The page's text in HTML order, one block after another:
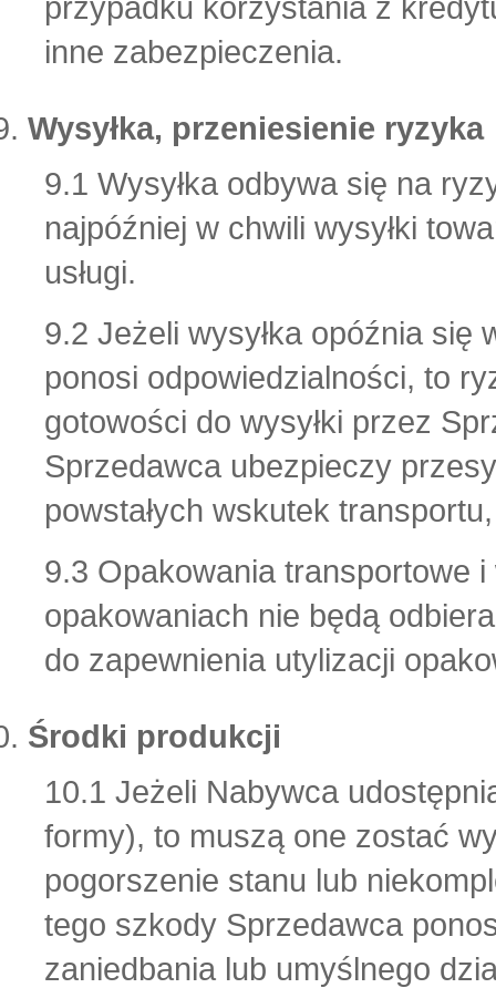
inne zabezpieczenia.
Wysyłka, przeniesienie ryzyka
9.1 Wysyłka odbywa się na
najpóźniej w chwili wysyłki
usługi.
9.2 Jeżeli wysyłka opóźnia
ponosi odpowiedzialności, to
gotowości do wysyłki przez
Sprzedawca ubezpieczy
powstałych wskutek
9.3 Opakowania transportowe
opakowaniach nie będą
do zapewnienia utylizacji
Środki produkcji
10.1 Jeżeli Nabywca
formy), to muszą one zostać
pogorszenie stanu lub
tego szkody Sprzedawca
zaniedbania lub umyślnego